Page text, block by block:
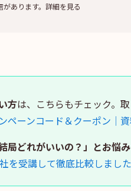
があります。詳細を見る
方は、こちらもチェック。
ーンコード＆クーポン｜
結局どれがいいの？」とお悩
を受講して徹底比較しました